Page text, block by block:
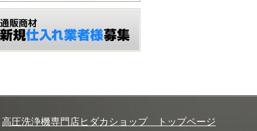
高圧洗浄機専門店ヒダカショップ トップページ